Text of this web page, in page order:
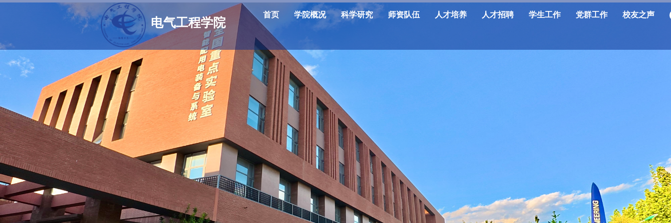
电气工程学院
首页 学院概况 科学研究 师资队伍 人才培养 人才招聘 学生工作 党群工作 校友之声